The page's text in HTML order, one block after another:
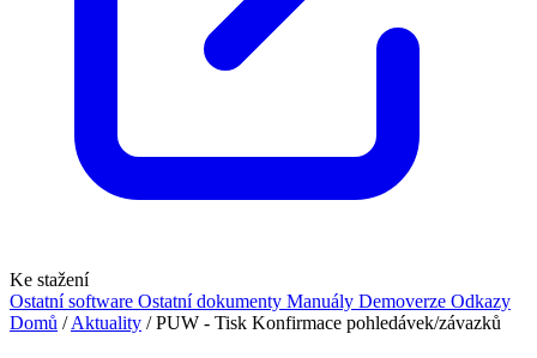
Ke stažení
Ostatní software Ostatní dokumenty Manuály Demoverze Odkazy
Domů / Aktuality / PUW - Tisk Konfirmace pohledávek/závazků